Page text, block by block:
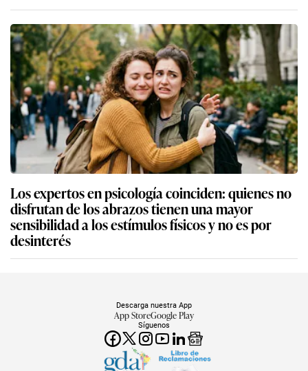
Los expertos en psicología coinciden: quienes no
disfrutan de los abrazos tienen una mayor
sensibilidad a los estímulos físicos y no es por
desinterés
Síguenos
Descarga nuestra App
App StoreGoogle Play